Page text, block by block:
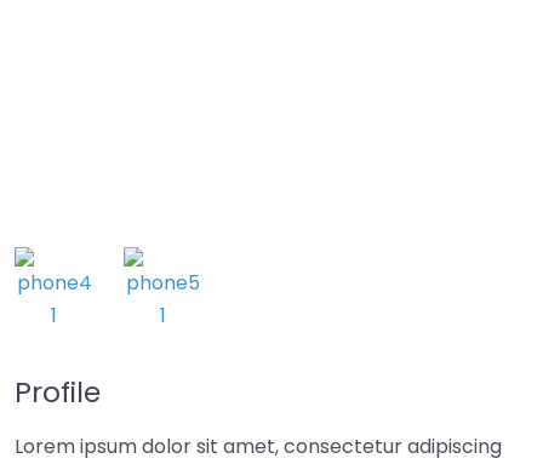
Profile
Lorem ipsum dolor sit amet, consectetur adipiscing